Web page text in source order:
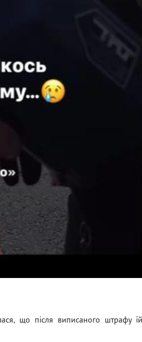
що після виписаного штрафу їй